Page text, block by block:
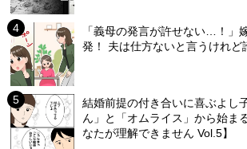
「義母の発言が許せない…！」
発！ 夫は仕方ないと言うけれど
結婚前提の付き合いに喜ぶよし
ん」と「オムライス」から始ま
なたが理解できません Vol.5】